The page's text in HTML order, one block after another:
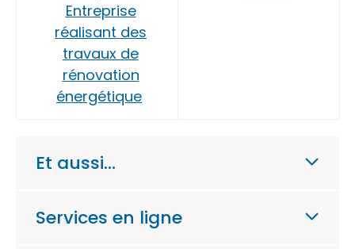
Entreprise
réalisant des
travaux de
rénovation
énergétique
Et aussi…
Services en ligne